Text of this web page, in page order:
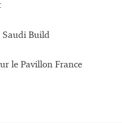
Saudi Build
le Pavillon France